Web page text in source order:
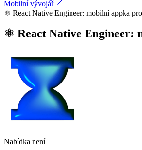
Mobilní vývojář
⚛️ React Native Engineer: mobilní appka
⚛️ React Native Engineer:
Nabídka není